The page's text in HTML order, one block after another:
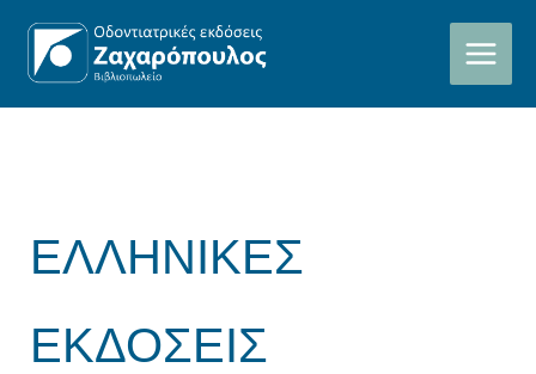
περιεχόμενο
ΕΛΛΗΝΙΚΕΣ
ΕΚΔΟΣΕΙΣ